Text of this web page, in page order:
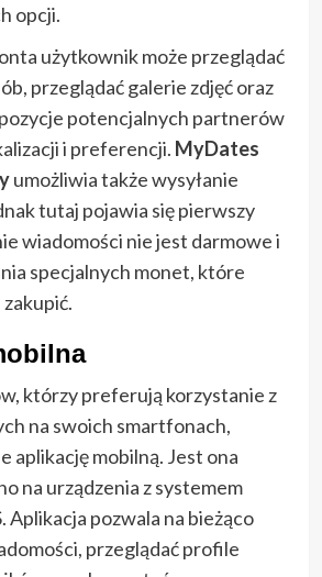
opcji.
użytkownik może przeglądać
przeglądać galerie zdjęć oraz
potencjalnych partnerów
i preferencji. MyDates
umożliwia także wysyłanie
tutaj pojawia się pierwszy
wiadomości nie jest darmowe i
specjalnych monet, które
którzy preferują korzystanie z
na swoich smartfonach,
aplikację mobilną. Jest ona
na urządzenia z systemem
Aplikacja pozwala na bieżąco
przeglądać profile